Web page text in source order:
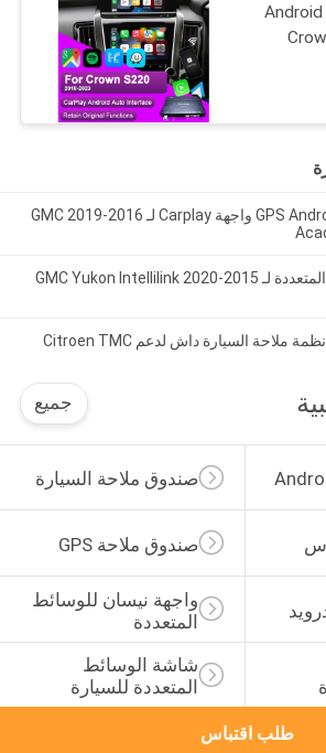
Lsailt نظام الملاحة GPS Android واجهة Carplay لـ 2016-2019 GMC
واجهة الفيديو الوسائط المتعددة لـ 2015-2020 GMC Yukon Intellilink
جميع
صندوق ملاحة السيارة
صندوق ملاحة GPS
واجهة نيسان للوسائط
المتعددة
شاشة الوسائط
المتعددة للسيارة
طلب اقتباس